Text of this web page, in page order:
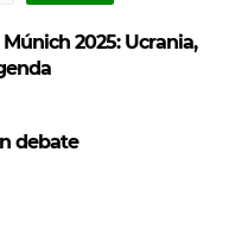
2025: Ucrania,
debate